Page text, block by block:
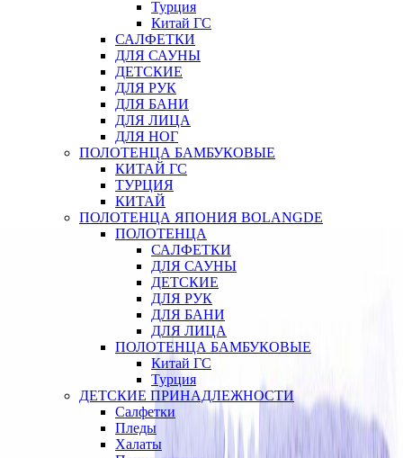
Турция
Китай ГС
САЛФЕТКИ
ДЛЯ САУНЫ
ДЕТСКИЕ
ДЛЯ РУК
ДЛЯ БАНИ
ДЛЯ ЛИЦА
ДЛЯ НОГ
ПОЛОТЕНЦА БАМБУКОВЫЕ
КИТАЙ ГС
ТУРЦИЯ
КИТАЙ
ПОЛОТЕНЦА ЯПОНИЯ BOLANGDE
ПОЛОТЕНЦА
САЛФЕТКИ
ДЛЯ САУНЫ
ДЕТСКИЕ
ДЛЯ РУК
ДЛЯ БАНИ
ДЛЯ ЛИЦА
ПОЛОТЕНЦА БАМБУКОВЫЕ
Китай ГС
Турция
ДЕТСКИЕ ПРИНАДЛЕЖНОСТИ
Салфетки
Пледы
Халаты